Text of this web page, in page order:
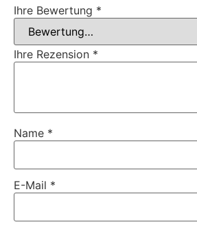
Ihre Bewertung *
Ihre Rezension *
Name *
E-Mail *